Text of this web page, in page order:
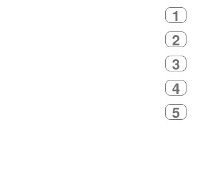
1
2
3
4
5